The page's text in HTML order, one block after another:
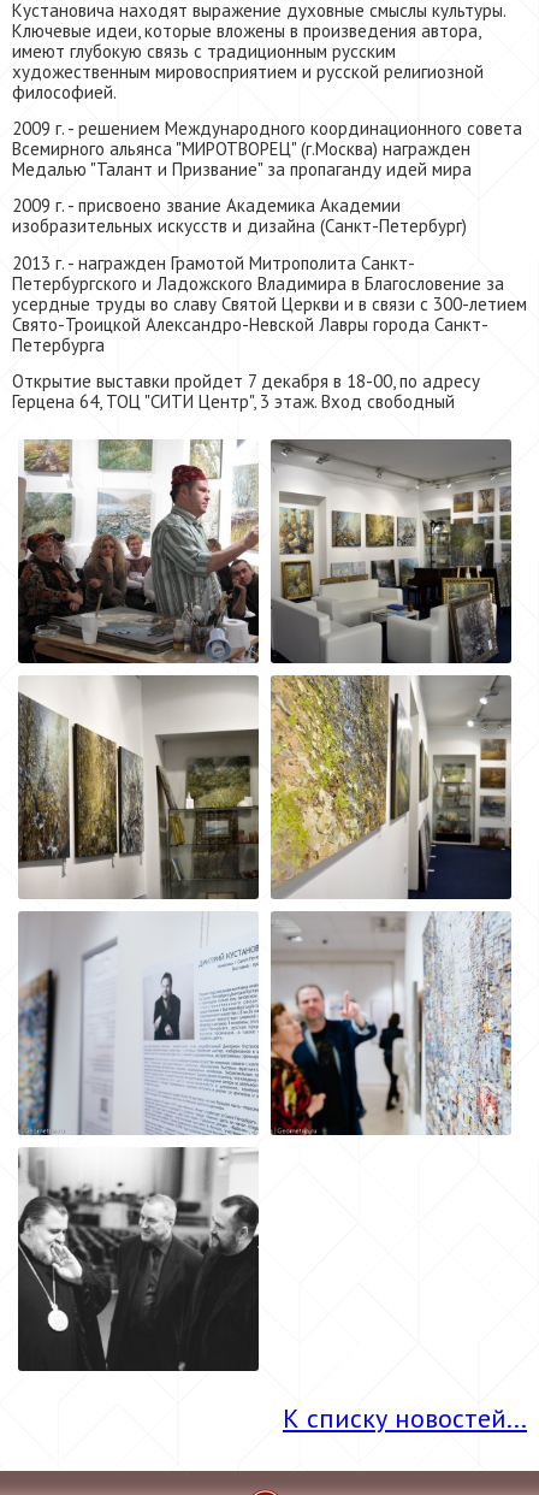
Кустановича находят выражение духовные смыслы культуры.
Ключевые идеи, которые вложены в произведения автора,
имеют глубокую связь с традиционным русским
художественным мировосприятием и русской религиозной
философией.
2009 г. - решением Международного координационного совета
Всемирного альянса "МИРОТВОРЕЦ" (г.Москва) награжден
Медалью "Талант и Призвание" за пропаганду идей мира
2009 г. - присвоено звание Академика Академии
изобразительных искусств и дизайна (Санкт-Петербург)
2013 г. - награжден Грамотой Митрополита Санкт-
Петербургского и Ладожского Владимира в Благословение за
усердные труды во славу Святой Церкви и в связи с 300-летием
Свято-Троицкой Александро-Невской Лавры города Санкт-
Петербурга
Открытие выставки пройдет 7 декабря в 18-00, по адресу
Герцена 64, ТОЦ "СИТИ Центр", 3 этаж. Вход свободный
К списку новостей...